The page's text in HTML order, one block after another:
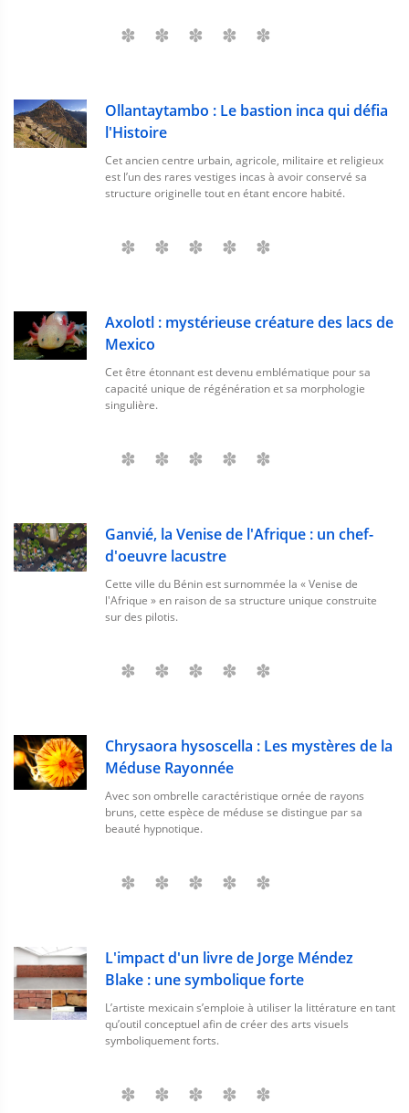
Ollantaytambo : Le bastion inca qui défia
l'Histoire
Cet ancien centre urbain, agricole, militaire et religieux
est l’un des rares vestiges incas à avoir conservé sa
structure originelle tout en étant encore habité.
Axolotl : mystérieuse créature des lacs de
Mexico
Cet être étonnant est devenu emblématique pour sa
capacité unique de régénération et sa morphologie
singulière.
Ganvié, la Venise de l'Afrique : un chef-
d'oeuvre lacustre
Cette ville du Bénin est surnommée la « Venise de
l'Afrique » en raison de sa structure unique construite
sur des pilotis.
Chrysaora hysoscella : Les mystères de la
Méduse Rayonnée
Avec son ombrelle caractéristique ornée de rayons
bruns, cette espèce de méduse se distingue par sa
beauté hypnotique.
L'impact d'un livre de Jorge Méndez
Blake : une symbolique forte
L’artiste mexicain s’emploie à utiliser la littérature en tant
qu’outil conceptuel afin de créer des arts visuels
symboliquement forts.